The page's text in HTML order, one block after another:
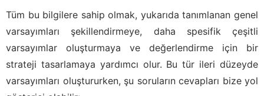
Tüm bu bilgilere sahip olmak, yukarıda tanımlanan genel
varsayımları şekillendirmeye, daha spesifik çeşitli
varsayımlar oluşturmaya ve değerlendirme için bir
strateji tasarlamaya yardımcı olur. Bu tür ileri düzeyde
varsayımları oluştururken, şu soruların cevapları bize yol